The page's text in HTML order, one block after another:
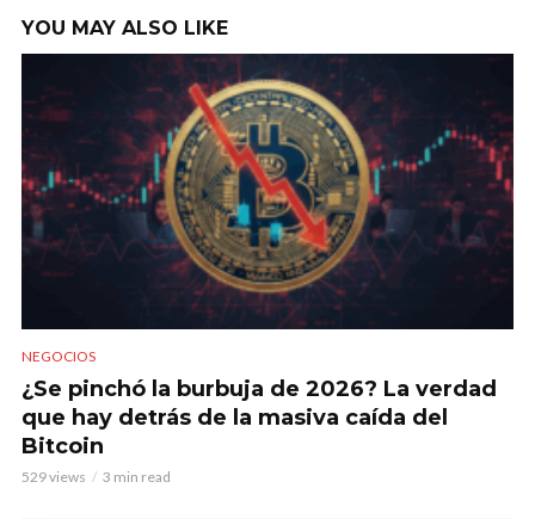
YOU MAY ALSO LIKE
NEGOCIOS
¿Se pinchó la burbuja de 2026? La verdad
que hay detrás de la masiva caída del
Bitcoin
529 views 3 min read